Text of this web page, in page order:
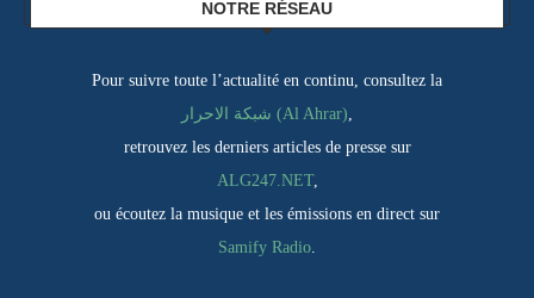
NOTRE RÉSEAU
Pour suivre toute l’actualité en continu, consultez la
شبكة الاحرار (Al Ahrar),
retrouvez les derniers articles de presse sur
ALG247.NET,
ou écoutez la musique et les émissions en direct sur
Samify Radio.